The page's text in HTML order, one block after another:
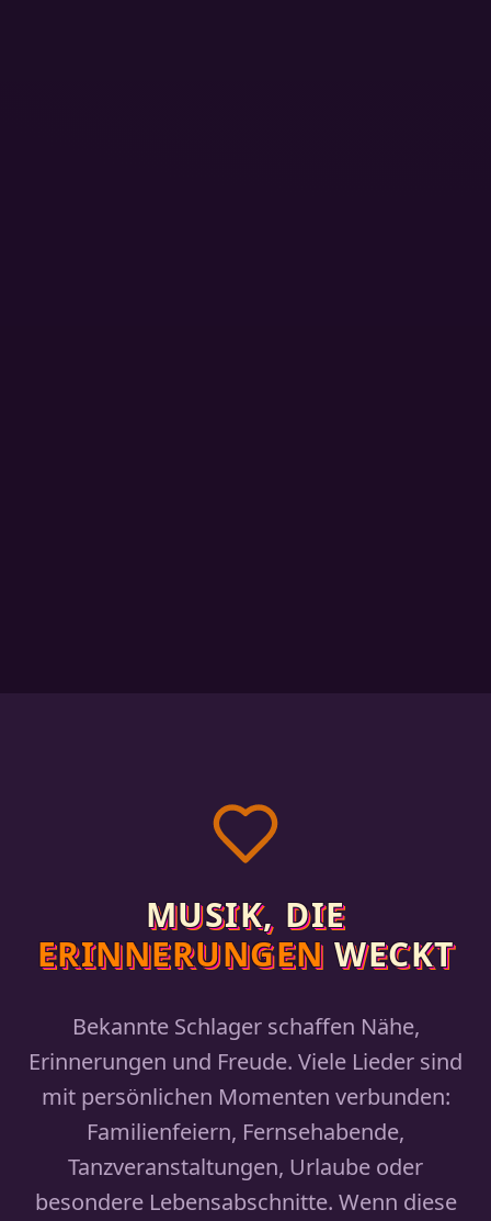
MUSIK, DIE
ERINNERUNGEN WECKT
Bekannte Schlager schaffen Nähe,
Erinnerungen und Freude. Viele Lieder sind
mit persönlichen Momenten verbunden:
Familienfeiern, Fernsehabende,
Tanzveranstaltungen, Urlaube oder
besondere Lebensabschnitte. Wenn diese